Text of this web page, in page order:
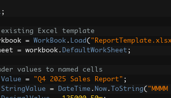
;
Excel template
= WorkBook . Load (
= workbook . DefaultWorkSheet ;
values to named cells
Value = "Q4 2025 Sales Report" ;
StringValue = DateTime . Now . ToString(